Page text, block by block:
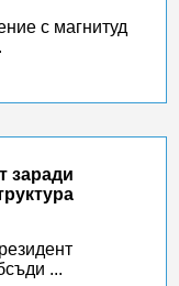
с магнитуд
заради
...